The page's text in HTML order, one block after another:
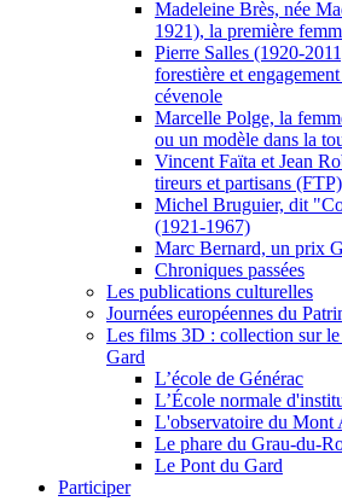
Madeleine Brès, née
1921), la première
Pierre Salles (1920-
forestière et
cévenole
Marcelle Polge, la
ou un modèle dans la
Vincent Faïta et Jean
tireurs et partisans (FTP)
Michel Bruguier, dit
(1921-1967)
Marc Bernard, un prix
Chroniques passées
Les publications culturelles
Journées européennes du
Les films 3D : collection sur
Gard
L’école de Générac
L’École normale
L'observatoire du Mont
Le phare du Grau-du-
Le Pont du Gard
Participer